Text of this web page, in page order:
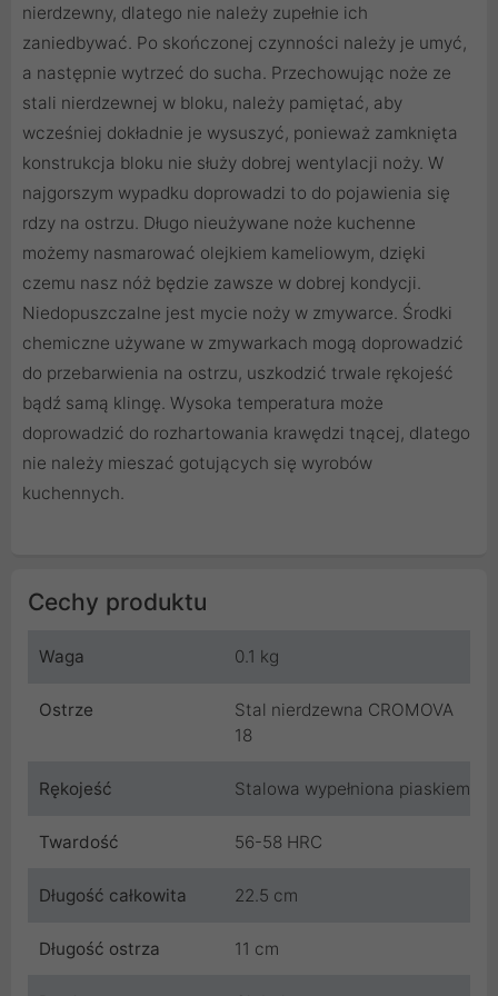
nierdzewny, dlatego nie należy zupełnie ich
zaniedbywać. Po skończonej czynności należy je umyć,
a następnie wytrzeć do sucha. Przechowując noże ze
stali nierdzewnej w bloku, należy pamiętać, aby
wcześniej dokładnie je wysuszyć, ponieważ zamknięta
konstrukcja bloku nie służy dobrej wentylacji noży. W
najgorszym wypadku doprowadzi to do pojawienia się
rdzy na ostrzu. Długo nieużywane noże kuchenne
możemy nasmarować olejkiem kameliowym, dzięki
czemu nasz nóż będzie zawsze w dobrej kondycji.
Niedopuszczalne jest mycie noży w zmywarce. Środki
chemiczne używane w zmywarkach mogą doprowadzić
do przebarwienia na ostrzu, uszkodzić trwale rękojeść
bądź samą klingę. Wysoka temperatura może
doprowadzić do rozhartowania krawędzi tnącej, dlatego
nie należy mieszać gotujących się wyrobów
kuchennych.
Cechy produktu
Waga 0.1 kg
Ostrze
Stal nierdzewna CROMOVA
18
Rękojeść Stalowa wypełniona piaskiem
Twardość 56-58 HRC
Długość całkowita 22.5 cm
Długość ostrza 11 cm